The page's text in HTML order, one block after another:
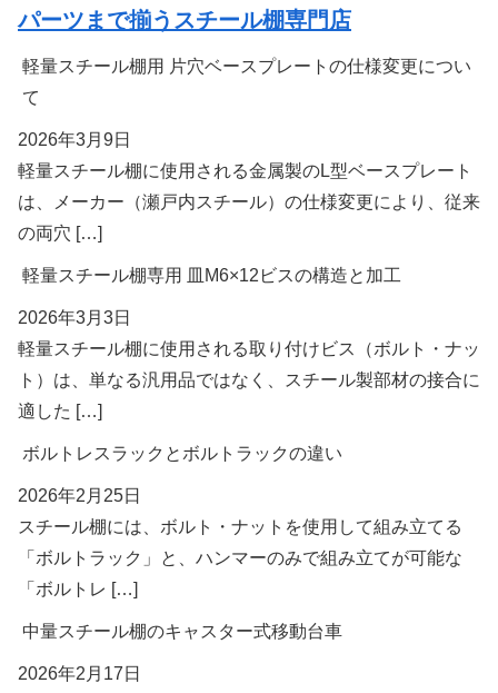
パーツまで揃うスチール棚専門店
軽量スチール棚用 片穴ベースプレートの仕様変更につい
て
2026年3月9日
軽量スチール棚に使用される金属製のL型ベースプレート
は、メーカー（瀬戸内スチール）の仕様変更により、従来
の両穴 […]
軽量スチール棚専用 皿M6×12ビスの構造と加工
2026年3月3日
軽量スチール棚に使用される取り付けビス（ボルト・ナッ
ト）は、単なる汎用品ではなく、スチール製部材の接合に
適した […]
ボルトレスラックとボルトラックの違い
2026年2月25日
スチール棚には、ボルト・ナットを使用して組み立てる
「ボルトラック」と、ハンマーのみで組み立てが可能な
「ボルトレ […]
中量スチール棚のキャスター式移動台車
2026年2月17日